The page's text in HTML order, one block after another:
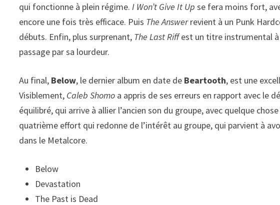
qui fonctionne à plein régime.I Won’t Give It Up se fera moins fort,
encore une fois très efficace. Puis The Answerrevient à un Punk
débuts. Enfin, plus surprenant, The Last Riffest un titre instrumental à
passage par sa lourdeur.
Au final, Below, le dernier album en date de Beartooth, est une
Visiblement, Caleb Shomo a appris de ses erreurs en rapport avec le
équilibré, qui arrive à allier l’ancien son du groupe, avec quelque
quatrième effort qui redonne de l’intérêt au groupe, qui parvient à
dans le Metalcore.
Below
Devastation
The Past is Dead